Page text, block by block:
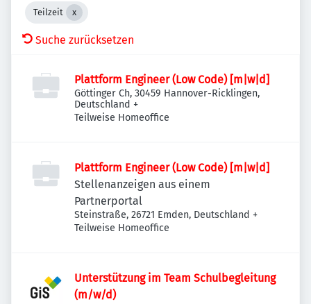
Teilzeit
Suche zurücksetzen
Plattform Engineer (Low Code) [m|w|d]
Göttinger Ch, 30459 Hannover-Ricklingen,
Deutschland +
Teilweise Homeoffice
Plattform Engineer (Low Code) [m|w|d]
Stellenanzeigen aus einem
Partnerportal
Steinstraße, 26721 Emden, Deutschland +
Teilweise Homeoffice
Unterstützung im Team Schulbegleitung
(m/w/d)